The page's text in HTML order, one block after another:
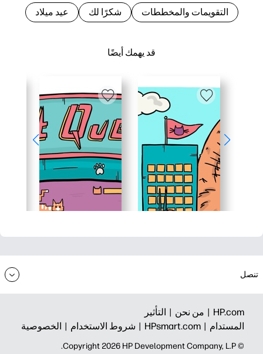
قد يهمك أيضًا
التقويمات والمخططات شكرًا لك عيد ميلاد
تنصل
HP.com | من نحن | التأثير
المستدام | HPsmart.com | شروط الاستخدام | الخصوصية
© Copyright 2026 HP Development Company, L.P.